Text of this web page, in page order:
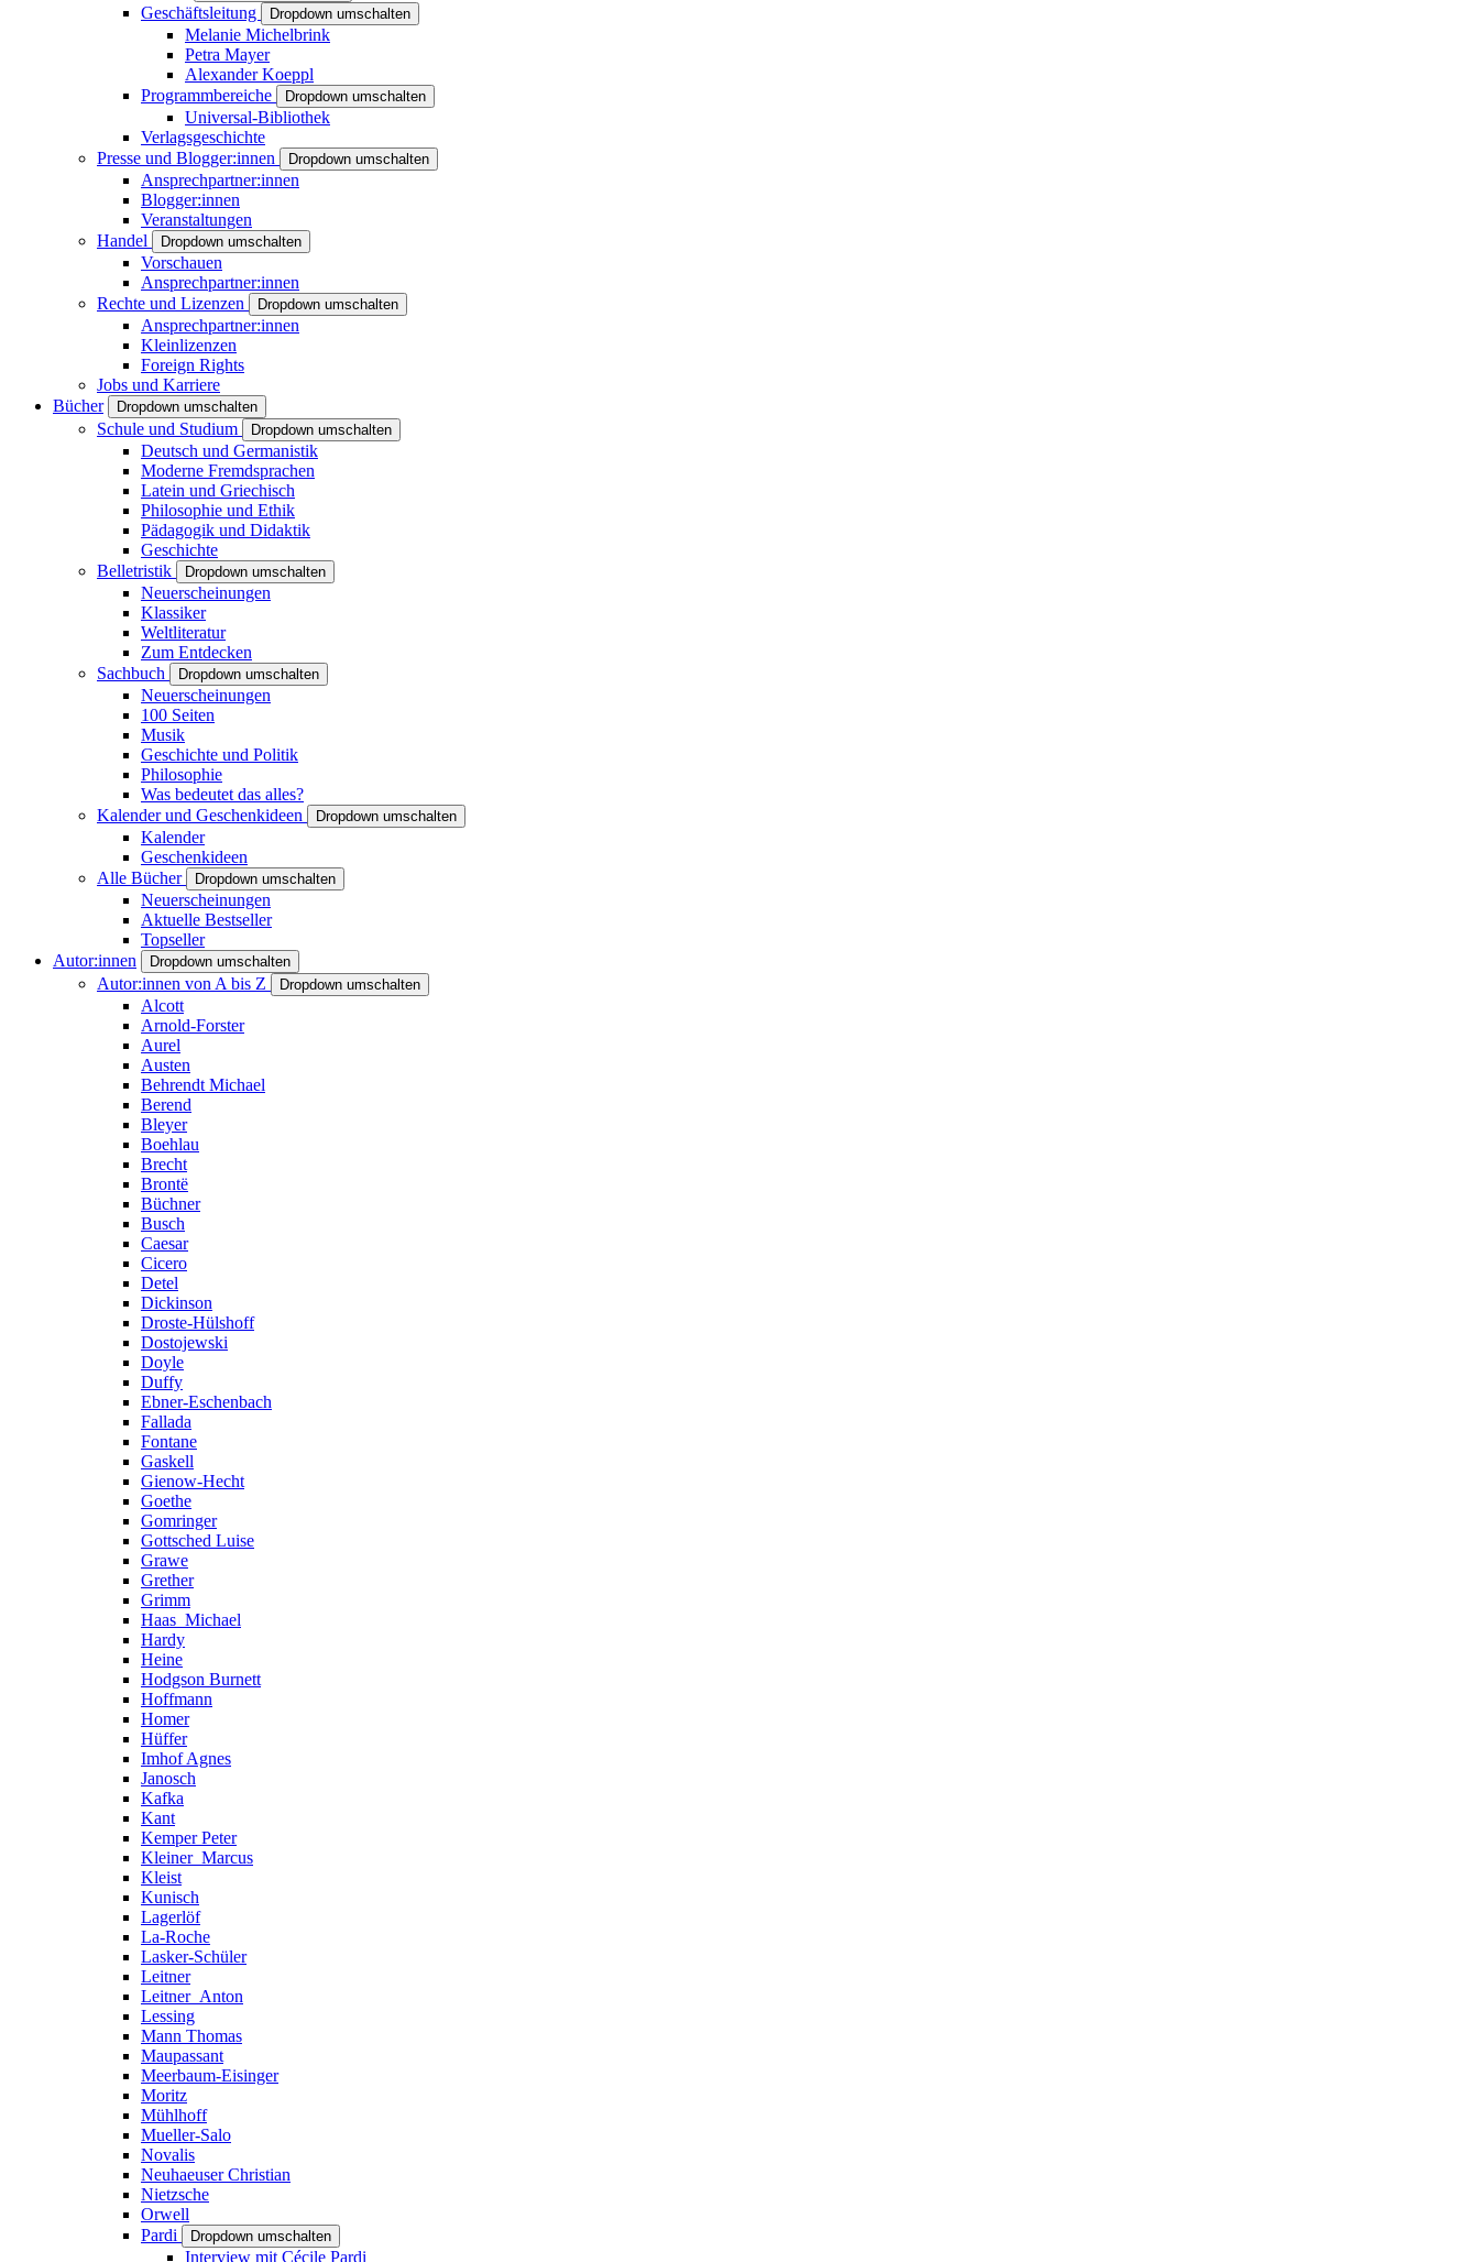
Geschäftsleitung Dropdown umschalten
Melanie Michelbrink
Petra Mayer
Alexander Koeppl
Programmbereiche
Dropdown umschalten
Universal-Bibliothek
Verlagsgeschichte
Presse und Blogger:innen
Dropdown umschalten
Ansprechpartner:innen
Blogger:innen
Veranstaltungen
Handel
Dropdown umschalten
Vorschauen
Ansprechpartner:innen
Rechte und Lizenzen
Dropdown umschalten
Ansprechpartner:innen
Kleinlizenzen
Foreign Rights
Jobs und Karriere
Bücher
Dropdown umschalten
Schule und Studium Dropdown umschalten
Deutsch und Germanistik
Moderne Fremdsprachen
Latein und Griechisch
Philosophie und Ethik
Pädagogik und Didaktik
Geschichte
Belletristik
Dropdown umschalten
Neuerscheinungen
Klassiker
Weltliteratur
Zum Entdecken
Sachbuch
Dropdown umschalten
Neuerscheinungen
100 Seiten
Musik
Geschichte und Politik
Philosophie
Was bedeutet das alles?
Kalender und Geschenkideen
Dropdown umschalten
Kalender
Geschenkideen
Alle Bücher
Dropdown umschalten
Neuerscheinungen
Aktuelle Bestseller
Topseller
Autor:innen
Dropdown umschalten
Autor:innen von A bis Z Dropdown umschalten
Alcott
Arnold-Forster
Aurel
Austen
Behrendt Michael
Berend
Bleyer
Boehlau
Brecht
Brontë
Büchner
Busch
Caesar
Cicero
Detel
Dickinson
Droste-Hülshoff
Dostojewski
Doyle
Duffy
Ebner-Eschenbach
Fallada
Fontane
Gaskell
Gienow-Hecht
Goethe
Gomringer
Gottsched Luise
Grawe
Grether
Grimm
Haas_Michael
Hardy
Heine
Hodgson Burnett
Hoffmann
Homer
Hüffer
Imhof Agnes
Janosch
Kafka
Kant
Kemper Peter
Kleiner_Marcus
Kleist
Kunisch
Lagerlöf
La-Roche
Lasker-Schüler
Leitner
Leitner_Anton
Lessing
Mann Thomas
Maupassant
Meerbaum-Eisinger
Moritz
Mühlhoff
Mueller-Salo
Novalis
Neuhaeuser Christian
Nietzsche
Orwell
Pardi
Dropdown umschalten
Interview mit Cécile Pardi